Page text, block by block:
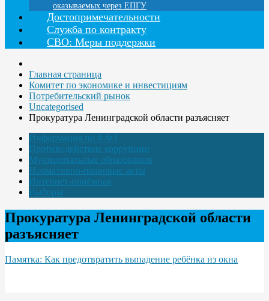
оказываемых через ЕПГУ
Достопримечательности
Служба по контракту
СВО: Меры поддержки
Главная страница
Комитет по экономике и инвестициям
Потребительский рынок
Uncategorised
Прокуратура Ленинградской области разъясняет
Информация по 8-ФЗ
Противодействие коррупции
Муниципальные образования
Нормативно-правовые акты
Интернет-приёмная
Выборы
Прокуратура Ленинградской области
разъясняет
Памятка: Как предотвратить выпадение ребёнка из окна